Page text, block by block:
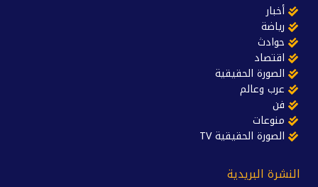
أخبار
رياضة
حوادث
اقتصاد
الصورة الحقيقية
عرب وعالم
فن
منوعات
الصورة الحقيقية TV
النشرة البريدية